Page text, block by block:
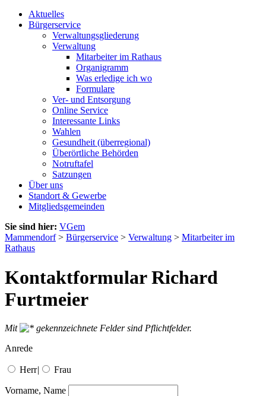
Aktuelles
Bürgerservice
Verwaltungsgliederung
Verwaltung
Mitarbeiter im Rathaus
Organigramm
Was erledige ich wo
Formulare
Ver- und Entsorgung
Online Service
Interessante Links
Wahlen
Gesundheit (überregional)
Überörtliche Behörden
Notruftafel
Satzungen
Über uns
Standort & Gewerbe
Mitgliedsgemeinden
Sie sind hier: VGem
Mammendorf> Bürgerservice > Verwaltung > Mitarbeiter im
Rathaus
Kontaktformular Richard
Furtmeier
Mit
gekennzeichnete Felder sind Pflichtfelder.
Anrede
Herr| Frau
Vorname, Name